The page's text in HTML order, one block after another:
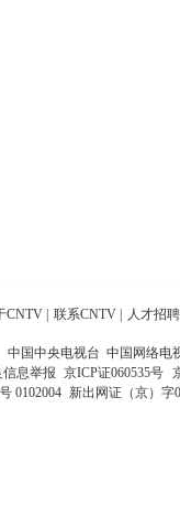
CNTV 联系CNTV 人才招聘
中国中央电视台 中国网络电
息举报 京ICP证060535号
0102004 新出网证（京）